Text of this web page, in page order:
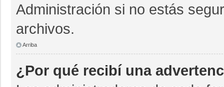
Administración si no estás
archivos.
Arriba
¿Por qué recibí una